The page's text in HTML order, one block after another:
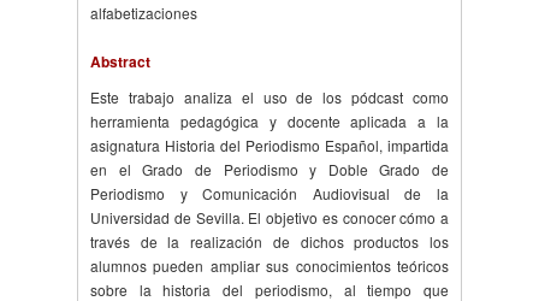
alfabetizaciones
Abstract
Este trabajo analiza el uso de los pódcast como
herramienta pedagógica y docente aplicada a la
asignatura Historia del Periodismo Español, impartida
en el Grado de Periodismo y Doble Grado de
Periodismo y Comunicación Audiovisual de la
Universidad de Sevilla. El objetivo es conocer cómo a
través de la realización de dichos productos los
alumnos pueden ampliar sus conocimientos teóricos
sobre la historia del periodismo, al tiempo que